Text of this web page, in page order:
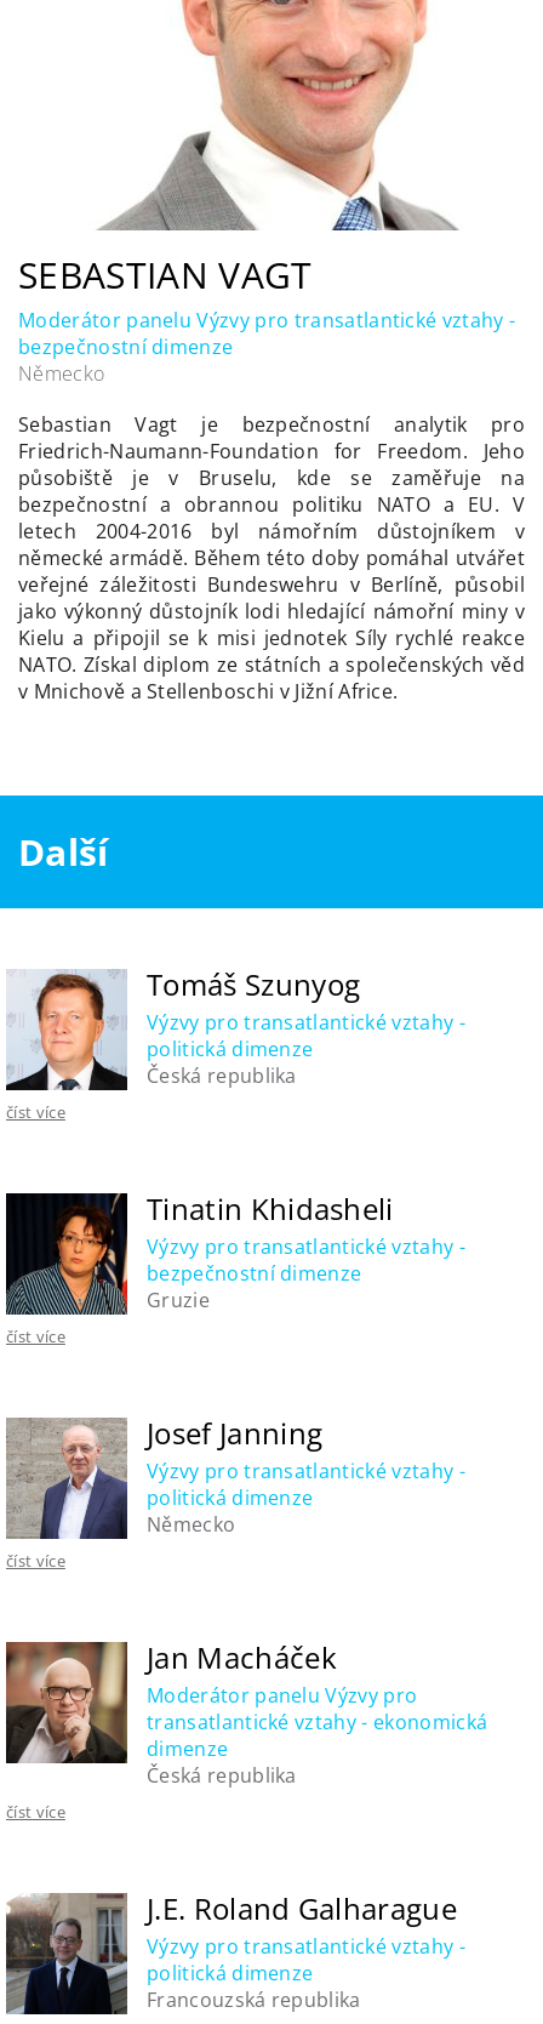
SEBASTIAN VAGT
Moderátor panelu Výzvy pro transatlantické vztahy -
bezpečnostní dimenze
Německo
Sebastian Vagt je bezpečnostní analytik pro
Friedrich-Naumann-Foundation for Freedom. Jeho
působiště je v Bruselu, kde se zaměřuje na
bezpečnostní a obrannou politiku NATO a EU. V
letech 2004-2016 byl námořním důstojníkem v
německé armádě. Během této doby pomáhal utvářet
veřejné záležitosti Bundeswehru v Berlíně, působil
jako výkonný důstojník lodi hledající námořní miny v
Kielu a připojil se k misi jednotek Síly rychlé reakce
NATO. Získal diplom ze státních a společenských věd
v Mnichově a Stellenboschi v Jižní Africe.
Další
Tomáš Szunyog
Výzvy pro transatlantické vztahy -
politická dimenze
Česká republika
číst více
Tinatin Khidasheli
Výzvy pro transatlantické vztahy -
bezpečnostní dimenze
Gruzie
číst více
Josef Janning
Výzvy pro transatlantické vztahy -
politická dimenze
Německo
číst více
Jan Macháček
Moderátor panelu Výzvy pro
transatlantické vztahy - ekonomická
dimenze
Česká republika
číst více
J.E. Roland Galharague
Výzvy pro transatlantické vztahy -
politická dimenze
Francouzská republika